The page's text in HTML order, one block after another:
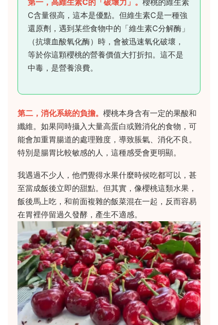
第一，高維生素C的「破壞力」。 櫻桃的維生素
C含量很高，這本是優點。但維生素C是一種強
還原劑，遇到某些食物中的「維生素C分解酶」
（抗壞血酸氧化酶）時，會被迅速氧化破壞，
等於你這顆櫻桃的營養價值大打折扣。這不是
中毒，是營養浪費。
第二，消化系統的負擔。 櫻桃本身含有一定的果酸和
纖維。如果同時攝入大量高蛋白或難消化的食物，可
能會加重胃腸道的處理難度，導致脹氣、消化不良。
特別是腸胃比較敏感的人，這種感受會更明顯。
我遇過不少人，他們覺得水果什麼時候吃都可以，甚
至當成飯後立即的甜點。但其實，像櫻桃這類水果，
飯後馬上吃，和前面複雜的飯菜混在一起，反而容易
在胃裡停留過久發酵，產生不適感。